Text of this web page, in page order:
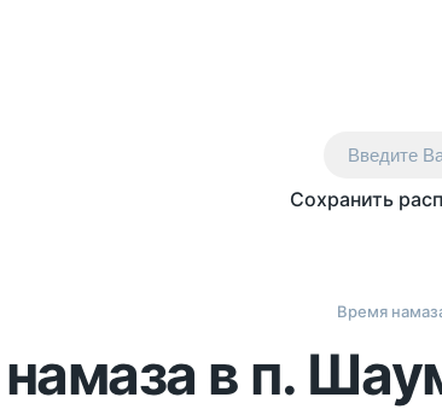
Введите
Сохранить
Время
в п.